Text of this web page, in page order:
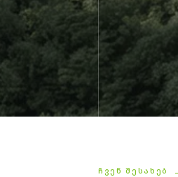
ᲩᲕᲔᲜ ᲨᲔᲡᲐᲮᲔᲑ